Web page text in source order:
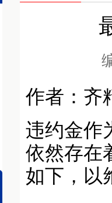
…
…
…
作者：齐
违约金作
依然存在
如下，以